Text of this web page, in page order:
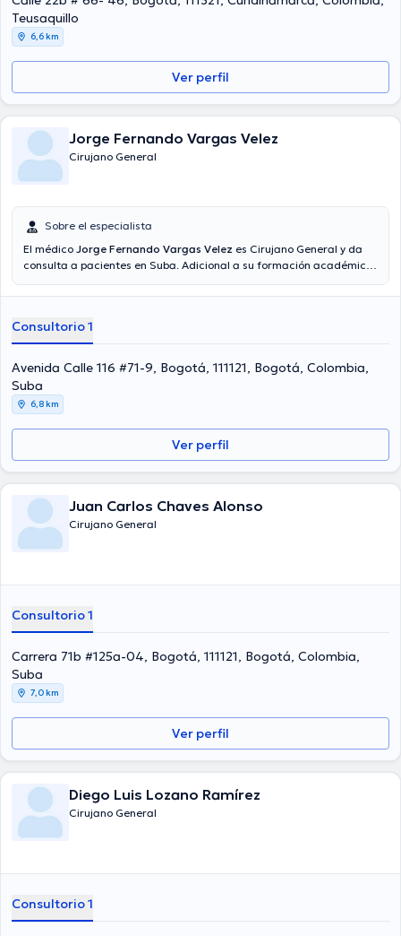
Teusaquillo
6,6 km
Ver perfil
Jorge Fernando Vargas Velez
Cirujano General
Sobre el especialista
El médico Jorge Fernando Vargas Velez es Cirujano General y da
consulta a pacientes en Suba. Adicional a su formación académica
especialidad. El profesional de la salud cuenta con varios años de
se ha desempeñado como miembro de diversas asociaciones
médicas. Jorge Fernando Vargas Velez ha cooperado en
abundantes conferencias con el ideal de tener una formación
continua en su temática de especialización y ha difundido
numerosas publicaciones. Español son los lenguajes manejados por
el doctor.
Consultorio 1
Avenida Calle 116 #71-9, Bogotá, 111121, Bogotá, Colombia,
Suba
6,8 km
Ver perfil
Juan Carlos Chaves Alonso
Cirujano General
Consultorio 1
Carrera 71b #125a-04, Bogotá, 111121, Bogotá, Colombia,
Suba
7,0 km
Ver perfil
Diego Luis Lozano Ramírez
Cirujano General
Consultorio 1